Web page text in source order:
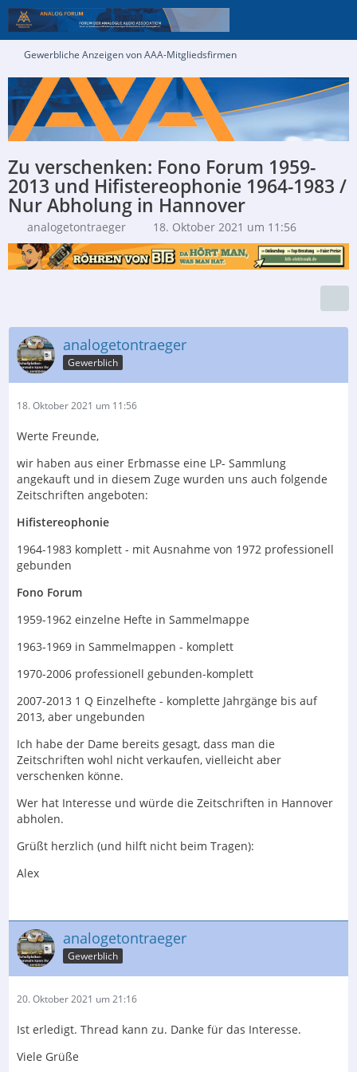
Gewerbliche Anzeigen von AAA-Mitgliedsfirmen
Zu verschenken: Fono Forum 1959-
2013 und Hifistereophonie 1964-1983 /
Nur Abholung in Hannover
analogetontraeger 18. Oktober 2021 um 11:56
analogetontraeger
Gewerblich
18. Oktober 2021 um 11:56
Werte Freunde,
wir haben aus einer Erbmasse eine LP- Sammlung
angekauft und in diesem Zuge wurden uns auch folgende
Zeitschriften angeboten:
Hifistereophonie
1964-1983 komplett - mit Ausnahme von 1972 professionell
gebunden
Fono Forum
1959-1962 einzelne Hefte in Sammelmappe
1963-1969 in Sammelmappen - komplett
1970-2006 professionell gebunden-komplett
2007-2013 1 Q Einzelhefte - komplette Jahrgänge bis auf
2013, aber ungebunden
Ich habe der Dame bereits gesagt, dass man die
Zeitschriften wohl nicht verkaufen, vielleicht aber
verschenken könne.
Wer hat Interesse und würde die Zeitschriften in Hannover
abholen.
Grüßt herzlich (und hilft nicht beim Tragen):
Alex
analogetontraeger
Gewerblich
20. Oktober 2021 um 21:16
Ist erledigt. Thread kann zu. Danke für das Interesse.
Viele Grüße